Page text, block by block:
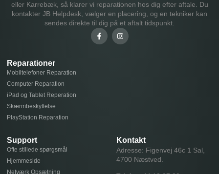
eller Karrebæk, så klarer vi reparationen hos dig efter aftale. Du
kontakter JB Helpdesk, vælger en placering, og en tekniker kan
sendes direkte til dig på et aftalt tidspunkt.
Reparationer
Mobiltelefoner Reparation
Computer Reparation
iPad og Tablet Reperation
Skærmbeskyttelse
PlayStation Reparation
Support
Ofte stillede spørgsmål
Hjemmeside
Netværk Opsætning
Kontakt
Adresse: Figenvej 46c 1 Sal,
4700 Næstved.